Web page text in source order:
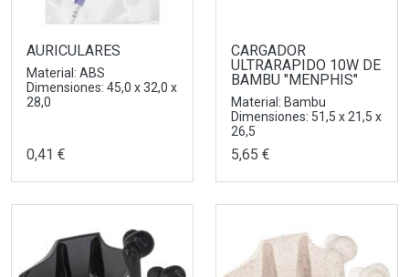
AURICULARES
Material: ABS
Dimensiones: 45,0 x 32,0 x
28,0
0,41 €
CARGADOR
ULTRARAPIDO 10W DE
BAMBU "MENPHIS"
Material: Bambu
Dimensiones: 51,5 x 21,5 x
26,5
5,65 €